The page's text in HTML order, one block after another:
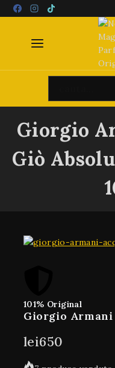
Giorgio
Giò
101% Original
Giorgio Armani
lei650